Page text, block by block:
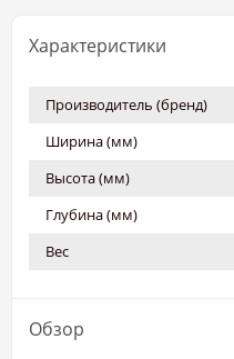
Характеристики
Производитель (бренд)
Ширина (мм)
Высота (мм)
Глубина (мм)
Вес
Обзор